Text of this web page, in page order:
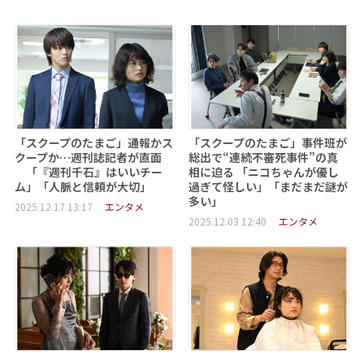
「スクープのたまご」通報かス
クープか…週刊誌記者が直面
「『週刊千石』はいいチー
ム」「人脈と信頼が大切」
2025.12.17 13:17 エンタメ
「スクープのたまご」事件班が
総出で“連続不審死事件”の真
相に迫る 「ニコちゃんが優し
過ぎて怪しい」「まだまだ謎が
多い」
2025.12.03 12:40 エンタメ